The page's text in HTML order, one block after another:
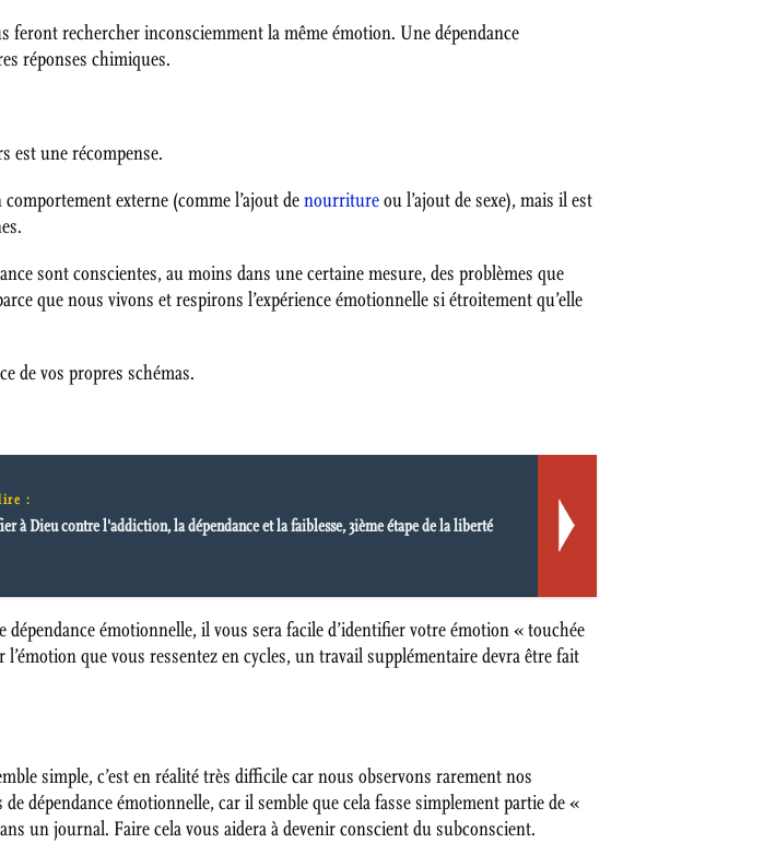
rechercher inconsciemment la même émotion. Une dépendance
réponses chimiques.
est une récompense.
externe (comme l’ajout denourritureou l’ajout de sexe), mais il est
sont conscientes, au moins dans une certaine mesure, des problèmes que
que nous vivons et respirons l’expérience émotionnelle si étroitement qu’elle
de vos propres schémas.
:
à Dieu contre l'addiction, la dépendance et la faiblesse, 3ième étape de la liberté
dépendance émotionnelle, il vous sera facile d’identifier votre émotion « touchée
que vous ressentez en cycles, un travail supplémentaire devra être fait
simple, c’est en réalité très difficile car nous observons rarement nos
dépendance émotionnelle, car il semble que cela fasse simplement partie de «
un journal. Faire cela vous aidera à devenir conscient du subconscient.